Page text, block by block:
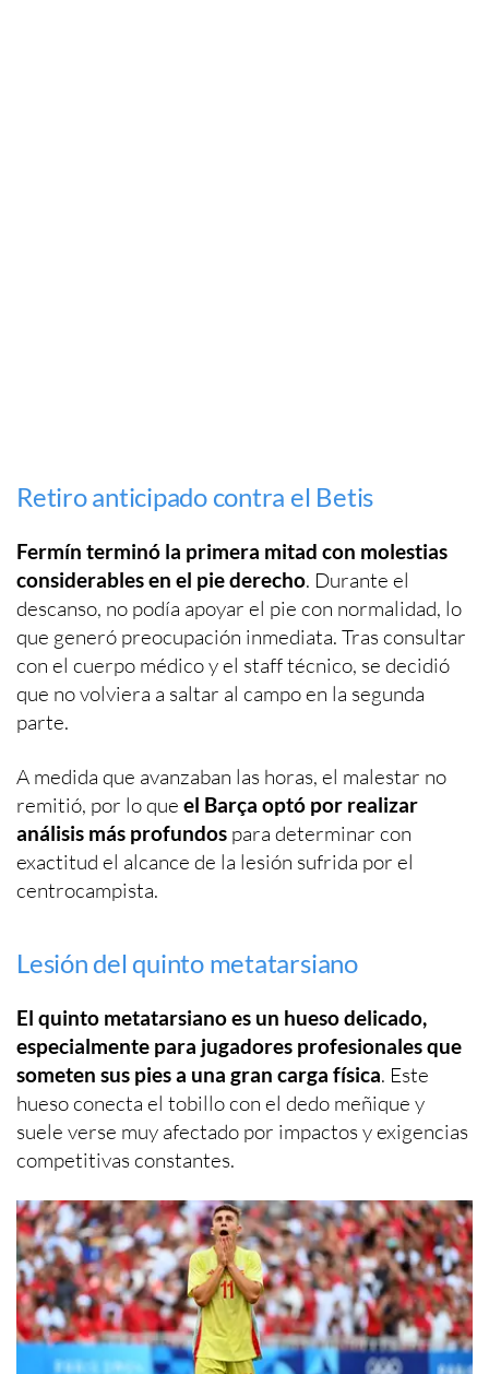
Retiro anticipado contra el Betis
Fermín terminó la primera mitad con molestias
considerables en el pie derecho. Durante el
descanso, no podía apoyar el pie con normalidad, lo
que generó preocupación inmediata. Tras consultar
con el cuerpo médico y el staff técnico, se decidió
que no volviera a saltar al campo en la segunda
parte.
A medida que avanzaban las horas, el malestar no
remitió, por lo que el Barça optó por realizar
análisis más profundos para determinar con
exactitud el alcance de la lesión sufrida por el
centrocampista.
Lesión del quinto metatarsiano
El quinto metatarsiano es un hueso delicado,
especialmente para jugadores profesionales que
someten sus pies a una gran carga física. Este
hueso conecta el tobillo con el dedo meñique y
suele verse muy afectado por impactos y exigencias
competitivas constantes.